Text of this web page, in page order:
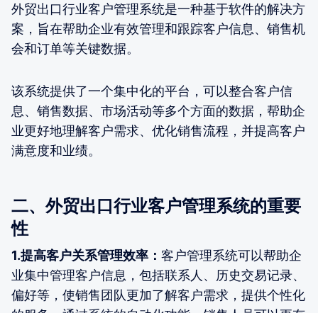
外贸出口行业客户管理系统是一种基于软件的解决方
案，旨在帮助企业有效管理和跟踪客户信息、销售机
会和订单等关键数据。
该系统提供了一个集中化的平台，可以整合客户信
息、销售数据、市场活动等多个方面的数据，帮助企
业更好地理解客户需求、优化销售流程，并提高客户
满意度和业绩。
二、外贸出口行业客户管理系统的重要
性
1.提高客户关系管理效率： 客户管理系统可以帮助企
业集中管理客户信息，包括联系人、历史交易记录、
偏好等，使销售团队更加了解客户需求，提供个性化